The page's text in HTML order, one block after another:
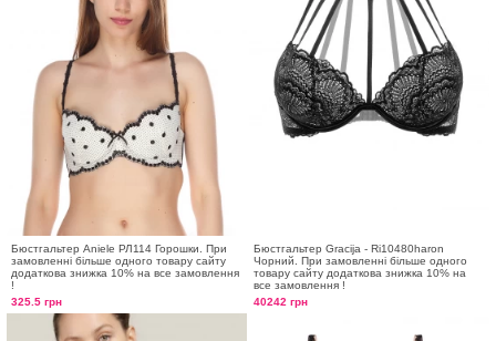
Бюстгальтер Aniele РЛ114 Горошки. При
замовленні більше одного товару сайту
додаткова знижка 10% на все замовлення
!
325.5 грн
Бюстгальтер Gracija - Ri10480haron
Чорний. При замовленні більше одного
товару сайту додаткова знижка 10% на
все замовлення !
40242 грн